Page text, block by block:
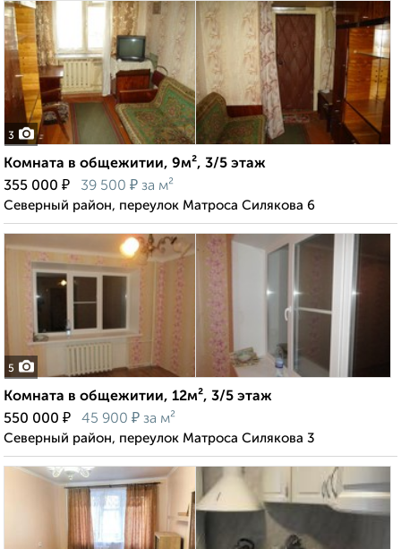
3
Комната в общежитии, 9м², 3/5 этаж
355 000 ₽ 39 500 ₽ за м²
Северный район, переулок Матроса Силякова 6
5
Комната в общежитии, 12м², 3/5 этаж
550 000 ₽ 45 900 ₽ за м²
Северный район, переулок Матроса Силякова 3